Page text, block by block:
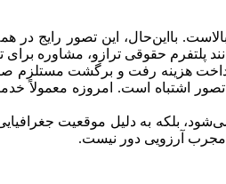
بااین‌حال، این تصور رایج
پلتفرم حقوقی ترازو، مشاوره
پرداخت هزینه رفت و برگشت
اشتباه است. امروزه معمولاً
بلکه به دلیل موقعیت
مجرب آرزویی دور نیست.